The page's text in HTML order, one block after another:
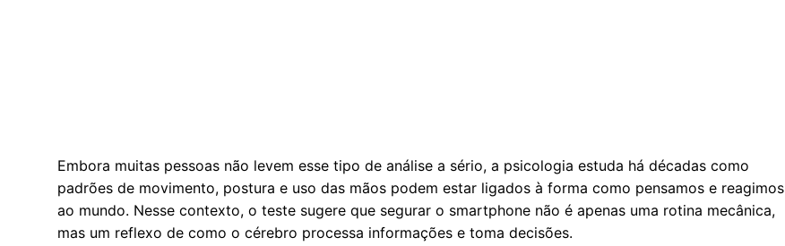
Embora muitas pessoas não levem esse tipo de análise a sério, a psicologia estuda há décadas como
padrões de movimento, postura e uso das mãos podem estar ligados à forma como pensamos e reagimos
ao mundo. Nesse contexto, o teste sugere que segurar o smartphone não é apenas uma rotina mecânica,
mas um reflexo de como o cérebro processa informações e toma decisões.